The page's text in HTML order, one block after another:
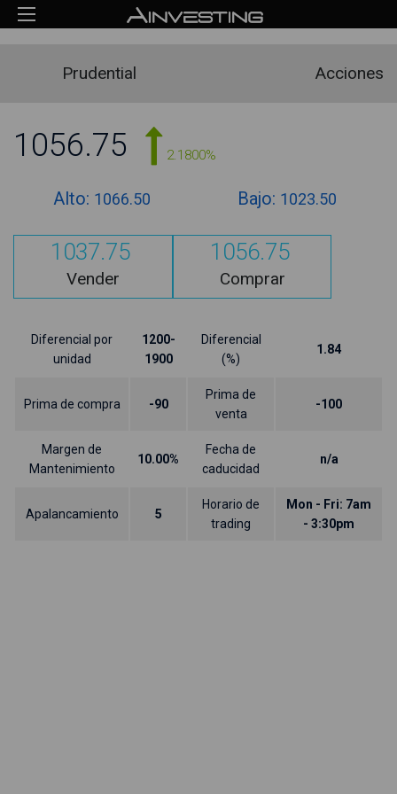
Prudential Acciones
1056.75 2.1800%
Alto: 1066.50 Bajo: 1023.50
1037.75
Vender
1056.75
Comprar
Diferencial por
unidad
1200-
1900
Diferencial
(%)
1.84
Prima de compra -90
Prima de
venta
-100
Margen de
Mantenimiento
10.00%
Fecha de
caducidad
n/a
Apalancamiento 5
Horario de
trading
Mon - Fri: 7am
- 3:30pm